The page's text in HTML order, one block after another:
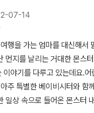
기대되고 재밌는 판타지였
리뷰입니다※
마는 갑작스럽게 여행상품에
보러 아빠가 집에 오기로 했지
에 돌아오지 못하는 상황이
인공인 세 남매에게 몬스터
시킨 힐링 캠프 여행을 주최
로 내니로 온 몬스터의 정체
발견하게 된다. 힐링캠프에
07-14
행을 가는 엄마를 대신해서
먼지를 날리는 거대한 몬스
이야기를 다루고 있는데요.
주 특별한 베이비시터와 함
일상 속으로 들어온 몬스터